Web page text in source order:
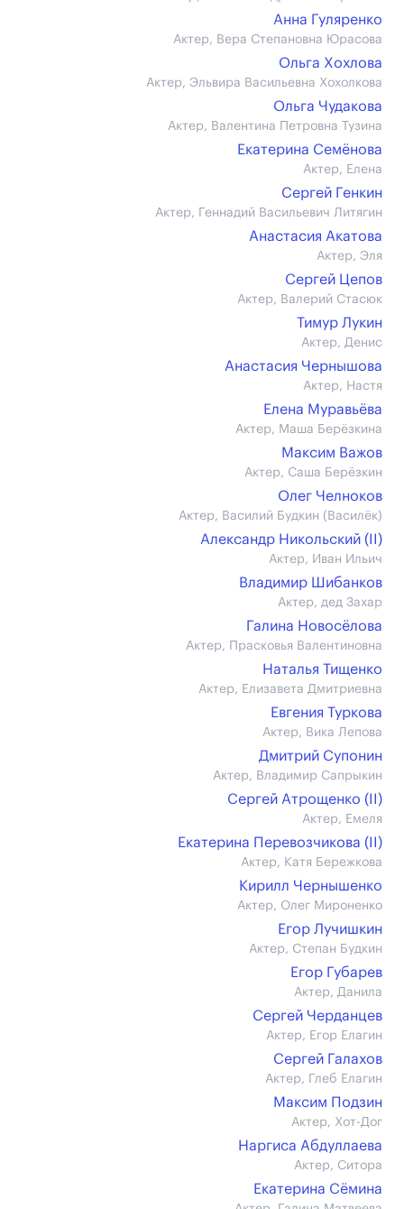
Анна Гуляренко
Актер, Вера Степановна Юрасова
Ольга Хохлова
Актер, Эльвира Васильевна Хохолкова
Ольга Чудакова
Актер, Валентина Петровна Тузина
Екатерина Семёнова
Актер, Елена
Сергей Генкин
Актер, Геннадий Васильевич Литягин
Анастасия Акатова
Актер, Эля
Сергей Цепов
Актер, Валерий Стасюк
Тимур Лукин
Актер, Денис
Анастасия Чернышова
Актер, Настя
Елена Муравьёва
Актер, Маша Берёзкина
Максим Важов
Актер, Саша Берёзкин
Олег Челноков
Актер, Василий Будкин (Василёк)
Александр Никольский (II)
Актер, Иван Ильич
Владимир Шибанков
Актер, дед Захар
Галина Новосёлова
Актер, Прасковья Валентиновна
Наталья Тищенко
Актер, Елизавета Дмитриевна
Евгения Туркова
Актер, Вика Лепова
Дмитрий Супонин
Актер, Владимир Сапрыкин
Сергей Атрощенко (II)
Актер, Емеля
Екатерина Перевозчикова (II)
Актер, Катя Бережкова
Кирилл Чернышенко
Актер, Олег Мироненко
Егор Лучишкин
Актер, Степан Будкин
Егор Губарев
Актер, Данила
Сергей Черданцев
Актер, Егор Елагин
Сергей Галахов
Актер, Глеб Елагин
Максим Подзин
Актер, Хот-Дог
Наргиса Абдуллаева
Актер, Ситора
Екатерина Сёмина